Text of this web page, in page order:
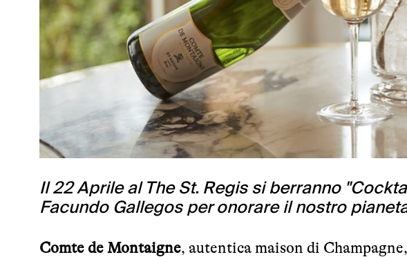
Il 22 Aprile al The St. Regis si berranno
Facundo Gallegos per onorare il nostro
Comte de Montaigne, autentica maison di